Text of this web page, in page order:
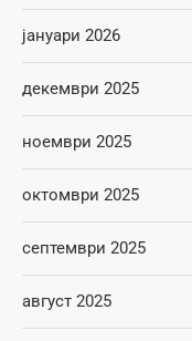
јануари 2026
декември 2025
ноември 2025
октомври 2025
септември 2025
август 2025